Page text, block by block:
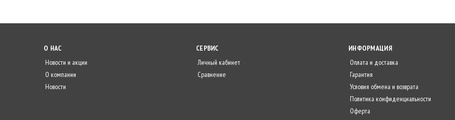
О НАС
Новости и акции
О компании
Новости
СЕРВИС
Личный кабинет
Сравнение
ИНФОРМАЦИЯ
Оплата и доставка
Гарантия
Условия обмена и возврата
Политика конфиденциальности
Оферта